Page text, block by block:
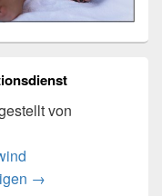
von
→